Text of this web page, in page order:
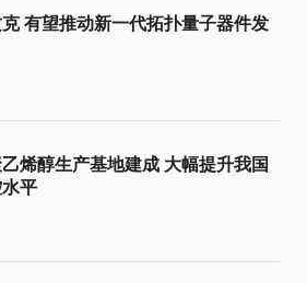
有望推动新一代拓扑量子器件发
烯醇生产基地建成 大幅提升我国
平